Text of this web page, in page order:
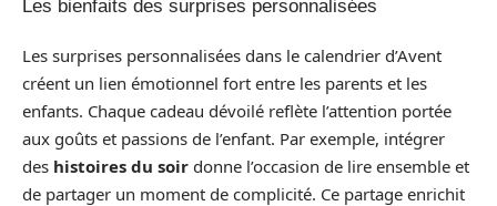
Les bienfaits des surprises personnalisées
Les surprises personnalisées dans le calendrier d’Avent
créent un lien émotionnel fort entre les parents et les
enfants. Chaque cadeau dévoilé reflète l’attention portée
aux goûts et passions de l’enfant. Par exemple, intégrer
des histoires du soir donne l’occasion de lire ensemble et
de partager un moment de complicité. Ce partage enrichit